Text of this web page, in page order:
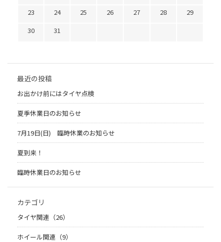
23
24 25 26 27 28
29
30
31
最近の投稿
お出かけ前にはタイヤ点検
夏季休業日のお知らせ
7月19日(日) 臨時休業のお知らせ
夏到来！
臨時休業日のお知らせ
カテゴリ
タイヤ関連（26）
ホイール関連（9）